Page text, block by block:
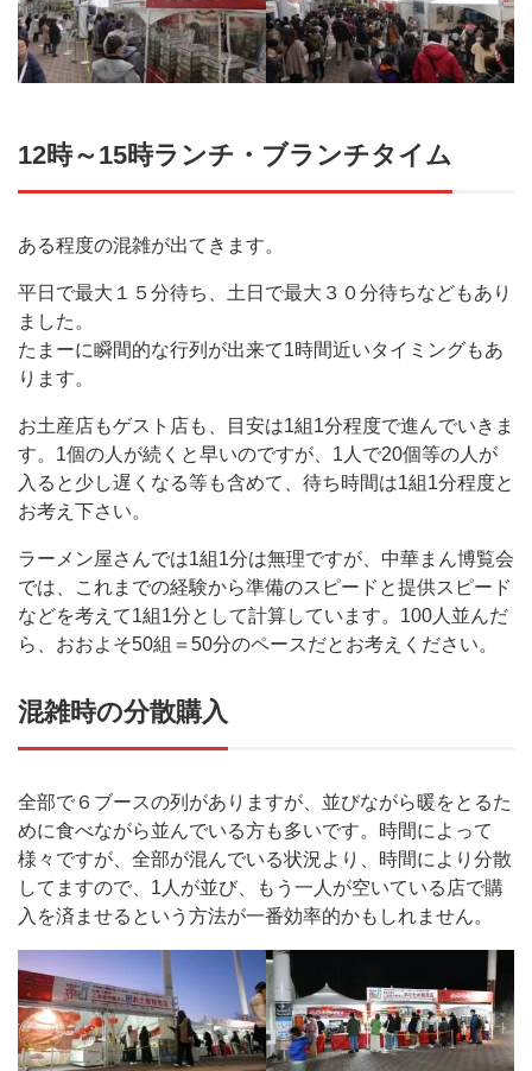
12時～15時ランチ・ブランチタイム
ある程度の混雑が出てきます。
平日で最大１５分待ち、土日で最大３０分待ちなどもあり
ました。
たまーに瞬間的な行列が出来て1時間近いタイミングもあ
ります。
お土産店もゲスト店も、目安は1組1分程度で進んでいきま
す。1個の人が続くと早いのですが、1人で20個等の人が
入ると少し遅くなる等も含めて、待ち時間は1組1分程度と
お考え下さい。
ラーメン屋さんでは1組1分は無理ですが、中華まん博覧会
では、これまでの経験から準備のスピードと提供スピード
などを考えて1組1分として計算しています。100人並んだ
ら、おおよそ50組＝50分のペースだとお考えください。
混雑時の分散購入
全部で６ブースの列がありますが、並びながら暖をとるた
めに食べながら並んでいる方も多いです。時間によって
様々ですが、全部が混んでいる状況より、時間により分散
してますので、1人が並び、もう一人が空いている店で購
入を済ませるという方法が一番効率的かもしれません。